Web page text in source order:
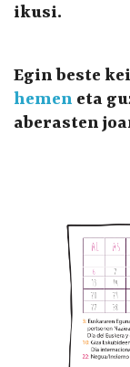
ikusi.
Egin beste
hemen eta
aberasten